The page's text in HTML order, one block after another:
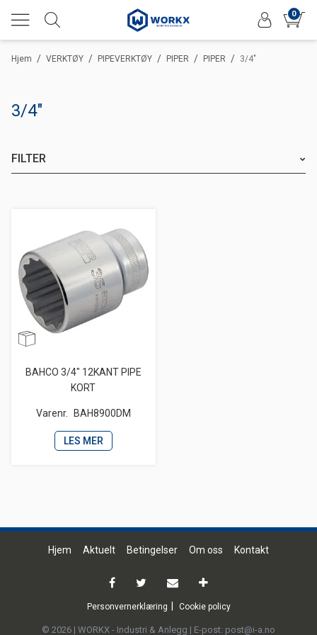
0
/
Hjem /
VERKTØY /
PIPEVERKTØY /
PIPER /
PIPER 3/4"
3/4"
FILTER
BAHCO 3/4" 12KANT PIPE
KORT
Varenr. BAH8900DM
LES MER
Hjem Aktuelt Betingelser Om oss Kontakt
Personvernerklæring Cookie policy
© 2026 | WORKX - Industri & Anlegg | E-post: post@i-a.no